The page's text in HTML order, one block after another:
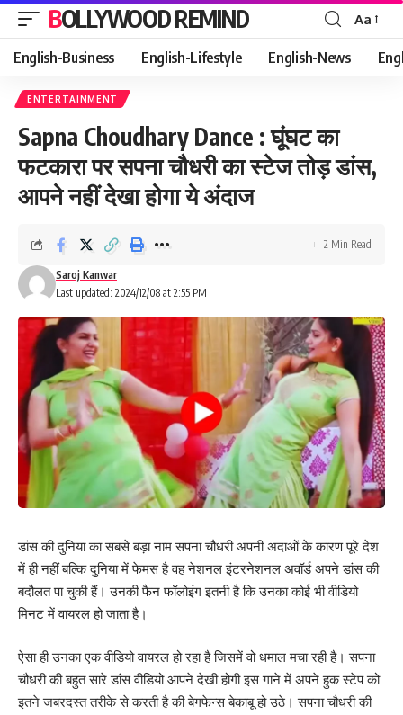
BOLLYWOOD REMIND
Font
Resizer
Aa
English-Business English-Lifestyle English-News
ENTERTAINMENT
Sapna Choudhary Dance : घूंघट का
फटकारा पर सपना चौधरी का स्टेज तोड़ डांस,
आपने नहीं देखा होगा ये अंदाज
Last updated: 2024/12/08 at 2:55 PM
Saroj Kanwar
2 Min Read
डांस की दुनिया का सबसे बड़ा नाम सपना चौधरी अपनी अदाओं के कारण पूरे देश
में ही नहीं बल्कि दुनिया में फेमस है वह नेशनल इंटरनेशनल अवॉर्ड अपने डांस की
बदौलत पा चुकी हैं। उनकी फैन फॉलोइंग इतनी है कि उनका कोई भी वीडियो
मिनट में वायरल हो जाता है।
ऐसा ही उनका एक वीडियो वायरल हो रहा है जिसमें वो धमाल मचा रही है। सपना
चौधरी की बहुत सारे डांस वीडियो आपने देखी होगी इस गाने में अपने हुक स्टेप को
इतने जबरदस्त तरीके से करती है की बेगफेन्स बेकाबू हो उठे। सपना चौधरी की